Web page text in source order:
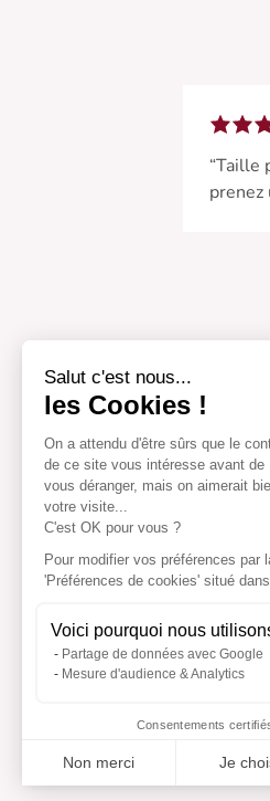
Salut c'est nous...
les Cookies !
On a attendu d'être sûrs que le
de ce site vous intéresse avant de
vous déranger, mais on aimerait
votre visite...
C'est OK pour vous ?
Pour modifier vos préférences par
'Préférences de cookies' situé
Voici pourquoi nous
Partage de données avec Google
Mesure d'audience & Analytics
Consentements
Non merci Je
“Taille
prenez